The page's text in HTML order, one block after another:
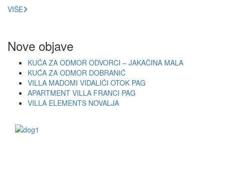
VIŠE
Nove objave
KUĆA ZA ODMOR ODVORCI – JAKAČINA MALA
KUĆA ZA ODMOR DOBRANIĆ
VILLA MADOMI VIDALIĆI OTOK PAG
APARTMENT VILLA FRANCI PAG
VILLA ELEMENTS NOVALJA